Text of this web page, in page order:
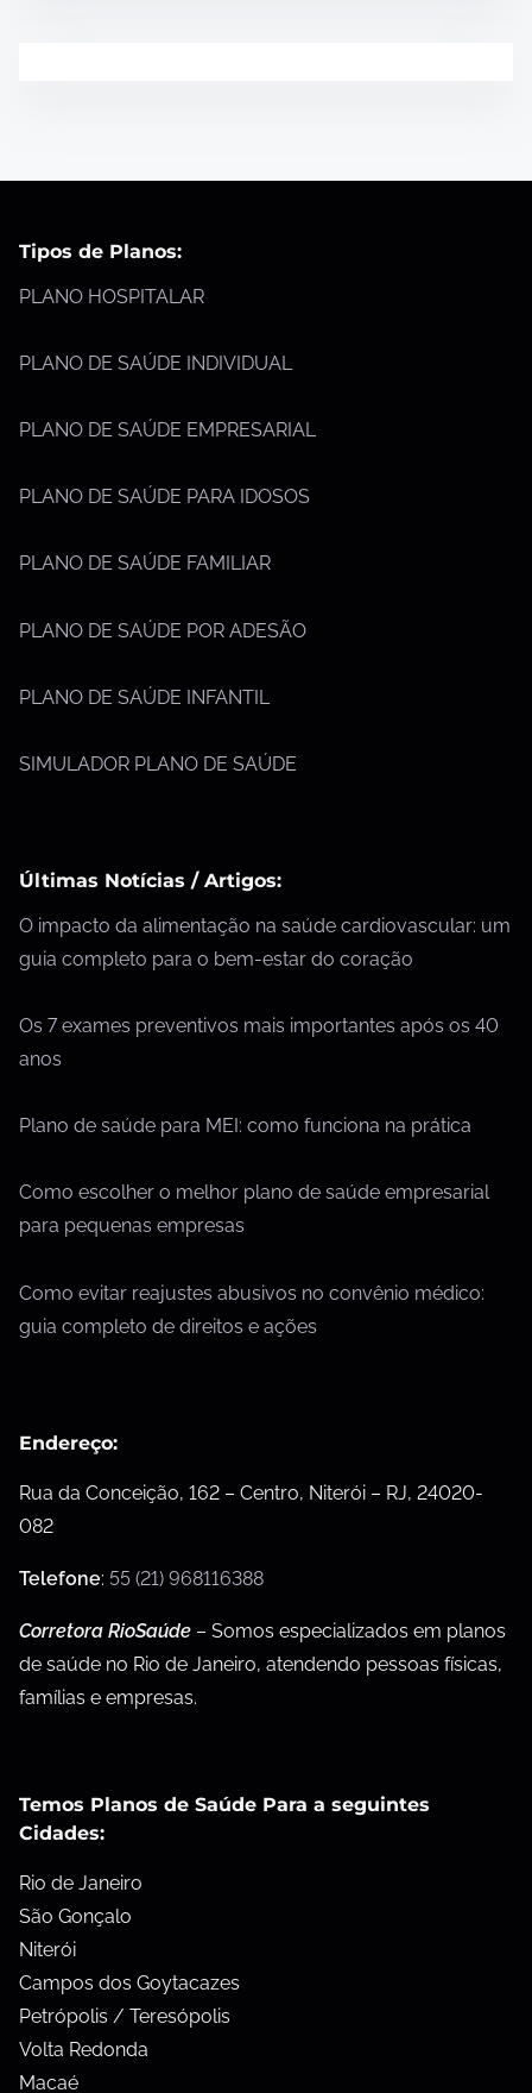
Tipos de Planos:
PLANO HOSPITALAR
PLANO DE SAÚDE INDIVIDUAL
PLANO DE SAÚDE EMPRESARIAL
PLANO DE SAÚDE PARA IDOSOS
PLANO DE SAÚDE FAMILIAR
PLANO DE SAÚDE POR ADESÃO
PLANO DE SAÚDE INFANTIL
SIMULADOR PLANO DE SAÚDE
Últimas Notícias / Artigos:
O impacto da alimentação na saúde cardiovascular: um
guia completo para o bem-estar do coração
Os 7 exames preventivos mais importantes após os 40
anos
Plano de saúde para MEI: como funciona na prática
Como escolher o melhor plano de saúde empresarial
para pequenas empresas
Como evitar reajustes abusivos no convênio médico:
guia completo de direitos e ações
Endereço:
Rua da Conceição, 162 – Centro, Niterói – RJ, 24020-
082
Telefone: 55 (21) 968116388
Corretora RioSaúde – Somos especializados em planos
de saúde no Rio de Janeiro, atendendo pessoas físicas,
famílias e empresas.
Temos Planos de Saúde Para a seguintes
Cidades:
Rio de Janeiro
São Gonçalo
Niterói
Campos dos Goytacazes
Petrópolis / Teresópolis
Volta Redonda
Macaé